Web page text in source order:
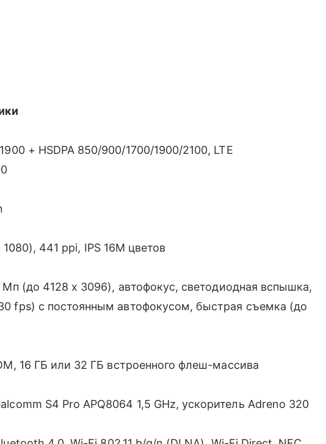
+ HSDPA 850/900/1700/1900/2100, LTE
1080), 441 ppi, IPS 16М цветов
Мп (до 4128 x 3096), автофокус, светодиодная вспышка,
fps) с постоянным автофокусом, быстрая съемка (до
16 ГБ или 32 ГБ встроенного флеш-массива
S4 Pro APQ8064 1,5 GHz, ускоритель Adreno 320